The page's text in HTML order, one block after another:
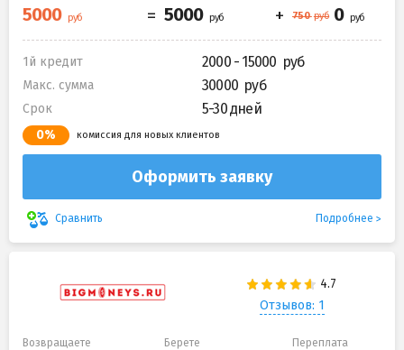
1й кредит 2000 - 15000
Макс. сумма 30000
Срок 5-30 дней
0% комиссия для новых клиентов
Оформить заявку
Сравнить Подробнее
Отзывов: 1
Возвращаете Берете Переплата